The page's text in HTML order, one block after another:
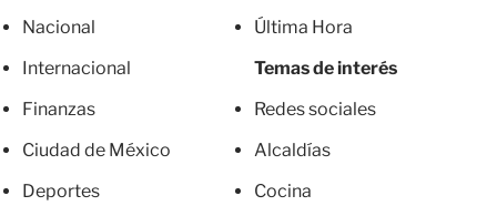
Nacional
Internacional
Finanzas
Ciudad de México
Deportes
Última Hora
Temas de interés
Redes sociales
Alcaldías
Cocina